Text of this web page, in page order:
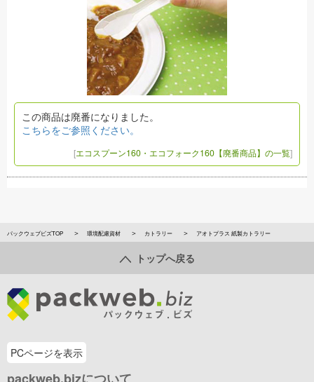
この商品は廃番になりました。
こちらをご参照ください。
[エコスプーン160・エコフォーク160【廃番商品】の一覧]
パックウェブビズTOP 環境配慮資材 カトラリー アオトプラス 紙製カトラリー
トップへ戻る
PCページを表示